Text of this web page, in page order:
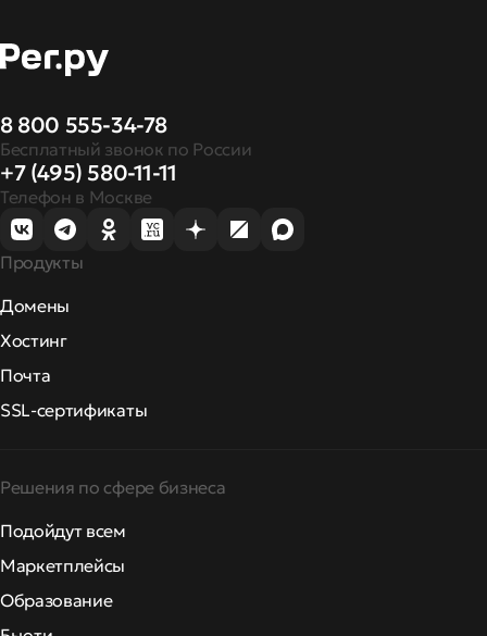
8 800 555-34-78
Бесплатный звонок по России
+7 (495) 580-11-11
Телефон в Москве
Продукты
Домены
Хостинг
Почта
SSL-сертификаты
Решения по сфере бизнеса
Подойдут всем
Маркетплейсы
Образование